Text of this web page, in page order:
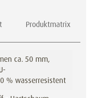
Produktmatrix
ca. 50 mm,
% wasserresistent